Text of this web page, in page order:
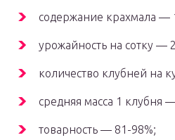
содержание крахмала —
урожайность на сотку —
количество клубней на
средняя масса 1 клубня
товарность — 81-98%;